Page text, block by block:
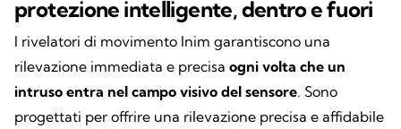
protezione intelligente, dentro e fuori
I rivelatori di movimento Inim garantiscono una
rilevazione immediata e precisa ogni volta che un
intruso entra nel campo visivo del sensore. Sono
progettati per offrire una rilevazione precisa e affidabile